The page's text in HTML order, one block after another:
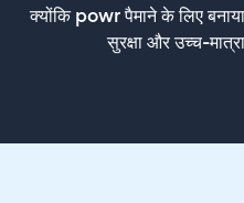
क्योंकि powr पैमाने के लिए
सुरक्षा और उच्च-